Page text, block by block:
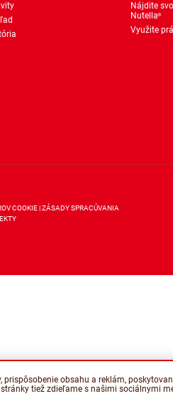
Nájdite
Nutella®
Využite
COOKIE ZÁSADY SPRACÚVANIA
obsahu a reklám,
tiež zdieľame s našimi sociálnymi